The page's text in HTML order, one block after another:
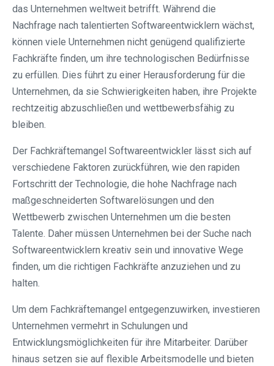
das Unternehmen weltweit betrifft. Während die
Nachfrage nach talentierten Softwareentwicklern wächst,
können viele Unternehmen nicht genügend qualifizierte
Fachkräfte finden, um ihre technologischen Bedürfnisse
zu erfüllen. Dies führt zu einer Herausforderung für die
Unternehmen, da sie Schwierigkeiten haben, ihre Projekte
rechtzeitig abzuschließen und wettbewerbsfähig zu
bleiben.
Der Fachkräftemangel Softwareentwickler lässt sich auf
verschiedene Faktoren zurückführen, wie den rapiden
Fortschritt der Technologie, die hohe Nachfrage nach
maßgeschneiderten Softwarelösungen und den
Wettbewerb zwischen Unternehmen um die besten
Talente. Daher müssen Unternehmen bei der Suche nach
Softwareentwicklern kreativ sein und innovative Wege
finden, um die richtigen Fachkräfte anzuziehen und zu
halten.
Um dem Fachkräftemangel entgegenzuwirken, investieren
Unternehmen vermehrt in Schulungen und
Entwicklungsmöglichkeiten für ihre Mitarbeiter. Darüber
hinaus setzen sie auf flexible Arbeitsmodelle und bieten